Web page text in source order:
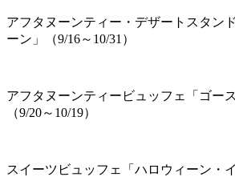
アフタヌーンティー・デザートスタン
ーン」（9/16～10/31）
アフタヌーンティービュッフェ「ゴー
（9/20～10/19）
スイーツビュッフェ「ハロウィーン・